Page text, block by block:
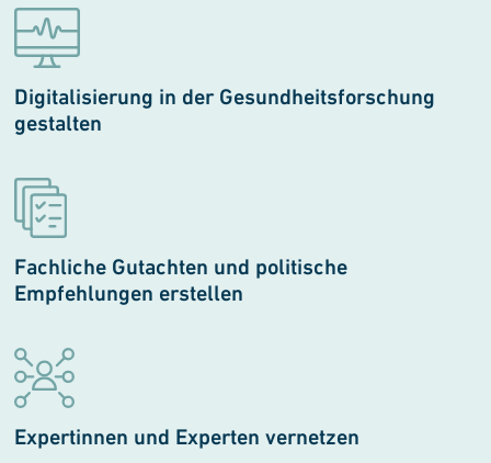
Digitalisierung in der Gesundheits­forschung
gestalten
Fachliche Gutachten und politische
Empfehlungen erstellen
Expertinnen und Experten ver­netzen